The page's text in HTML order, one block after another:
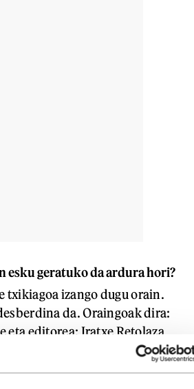
esku geratuko da ardura hori?
txikiagoa izango dugu orain.
da. Oraingoak dira:
eta editorea; Iratxe Retolaza